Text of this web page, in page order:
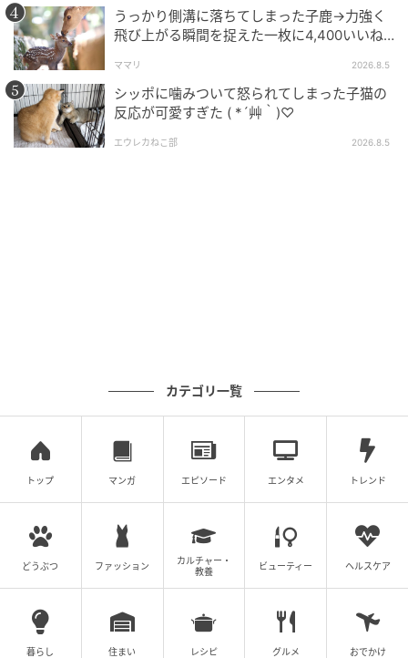
を経て、東京社会部では厚生労働省を担当、派遣労働
問題などの社会課題を深く掘り下げる。また、特異な
キャリアとして法廷画家を兼務し、数多くの法廷画を
手掛けてきた。その後、産経新聞社が発行していたタ
ブロイド紙「SANKEI EX」にてブランド、旅、食をテ
ーマとした執筆活動を展開。南アフリカやオーストラ
旅と釣りを友としてきたが、現在は期間限定で禁酒
中。新商品から旅、ファッション、グルメまで、自身
のアンテナに触れたトピックを独自の視点で発信して
いる。
次の記事
動かない鳥が甘えん坊？掛川花鳥園のハシビ
ロコウ「ふたば」来園10周年で激アツシンポ
ジウム開催
うっかり側溝に落ちてしまった子鹿→力強く
飛び上がる瞬間を捉えた一枚に4,400いいね
ママリ 2026.8.5
シッポに噛みついて怒られてしまった子猫の
反応が可愛すぎた ( *´艸｀)♡
エウレカねこ部 2026.8.5
カテゴリ一覧
トップ マンガ エピソード エンタメ トレンド
どうぶつ ファッション
カルチャー・
教養
ビューティー ヘルスケア
暮らし 住まい レシピ グルメ おでかけ